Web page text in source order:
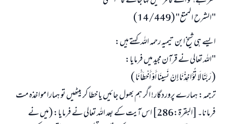
"الشرح الممتع" (14/449)
ایسے ہی شیخ ابن تیمیہ رحمہ اللہ کہتے ہیں:
"اللہ تعالی نے قرآن مجید میں فرمایا:
( رَبَّنَا لَا تُؤَاخِذْنَا إِنْ نَسِينَا أَوْ أَخْطَأْنَا )
ترجمہ: ہمارے پروردگار! اگر ہم بھول جائیں یا خطا کر بیٹھیں تو ہمارا مواخذہ مت
فرمانا۔ [البقرة:286] اس آیت کے بعد اللہ تعالی نے فرمایا: (میں نے